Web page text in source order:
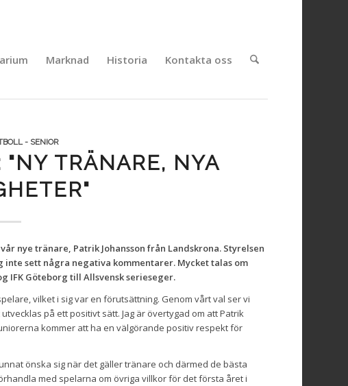
Marknad Historia Kontakta oss
- SENIOR
"NY TRÄNARE, NYA
nye tränare, Patrik Johansson från Landskrona. Styrelsen
sett några negativa kommentarer. Mycket talas om
IFK Göteborg till Allsvensk serieseger.
vilket i sig var en förutsättning. Genom vårt val ser vi
på ett positivt sätt. Jag är övertygad om att Patrik
kommer att ha en välgörande positiv respekt för
önska sig när det gäller tränare och därmed de bästa
med spelarna om övriga villkor för det första året i